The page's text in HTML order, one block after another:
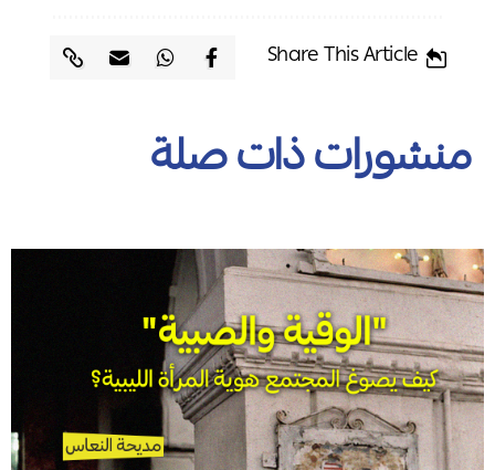
Share This Article
منشورات ذات صلة